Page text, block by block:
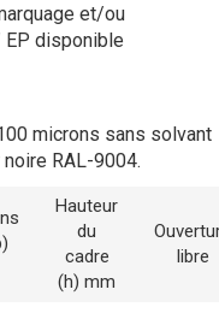
et/ou
EP disponible
microns sans solvant
RAL-9004.
Hauteur
du
cadre
(h) mm
libre